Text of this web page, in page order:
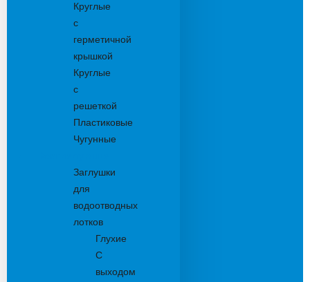
Круглые
с
герметичной
крышкой
Круглые
с
решеткой
Пластиковые
Чугунные
Заглушки
для
водоотводных
лотков
Глухие
С
выходом